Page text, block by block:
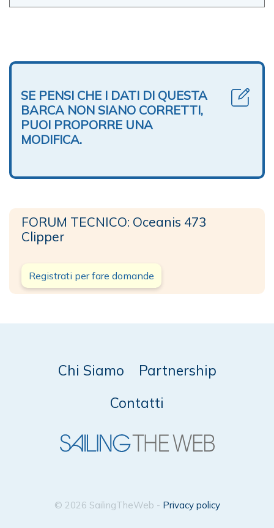
SE PENSI CHE I DATI DI QUESTA
BARCA NON SIANO CORRETTI,
PUOI PROPORRE UNA
MODIFICA.
FORUM TECNICO: Oceanis 473
Clipper
Registrati per fare domande
Chi Siamo
Partnership
Contatti
© 2026 SailingTheWeb - Privacy policy